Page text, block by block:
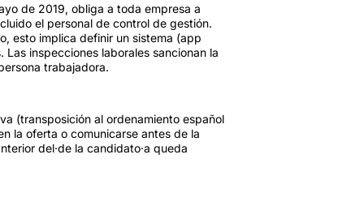
de 2019, obliga a toda empresa a
el personal de control de gestión.
esto implica definir un sistema (app
inspecciones laborales sancionan la
trabajadora.
(transposición al ordenamiento español
la oferta o comunicarse antes de la
del·de la candidato·a queda